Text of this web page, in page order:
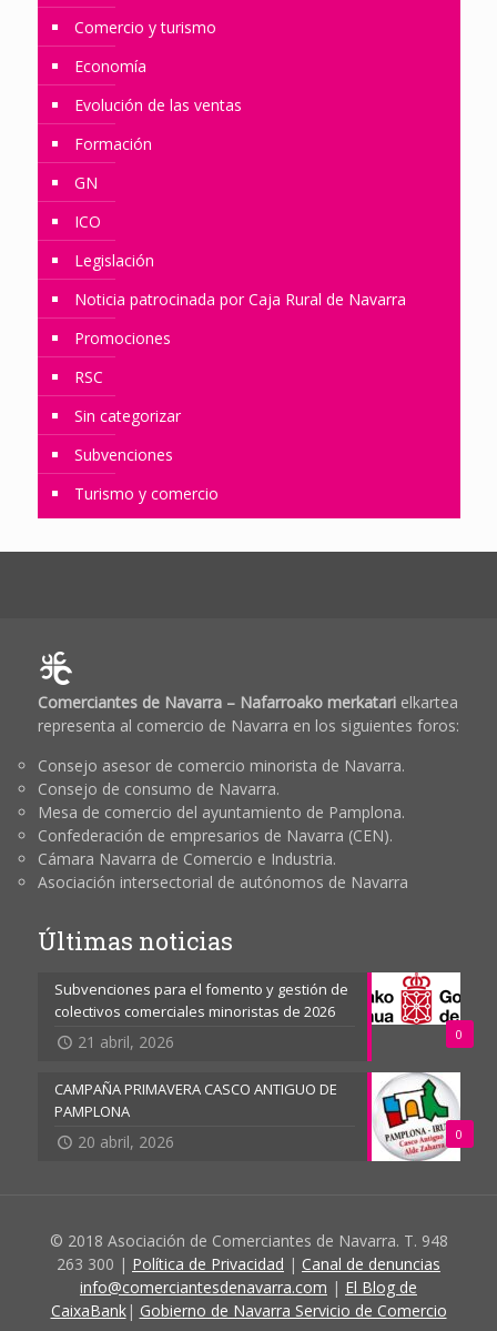
Comercio y turismo
Economía
Evolución de las ventas
Formación
GN
ICO
Legislación
Noticia patrocinada por Caja Rural de Navarra
Promociones
RSC
Sin categorizar
Subvenciones
Turismo y comercio
Comerciantes de Navarra – Nafarroako merkatarielkartea
representa al comercio de Navarra en los siguientes foros:
Consejo asesor de comercio minorista de Navarra.
Consejo de consumo de Navarra.
Mesa de comercio del ayuntamiento de Pamplona.
Confederación de empresarios de Navarra (CEN).
Cámara Navarra de Comercio e Industria.
Asociación intersectorial de autónomos de Navarra
Últimas noticias
0
Subvenciones para el fomento y gestión de
colectivos comerciales minoristas de 2026
21 abril, 2026
0
CAMPAÑA PRIMAVERA CASCO ANTIGUO DE
PAMPLONA
20 abril, 2026
© 2018 Asociación de Comerciantes de Navarra. T. 948
263 300 | Política de Privacidad | Canal de denuncias
info@comerciantesdenavarra.com | El Blog de
CaixaBank| Gobierno de Navarra Servicio de Comercio